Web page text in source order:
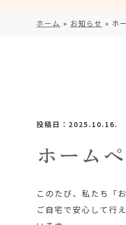
ホーム » お知らせ » ホ
投稿日：2025.10.16.
ホーム
このたび、私たち「
ご自宅で安心して行